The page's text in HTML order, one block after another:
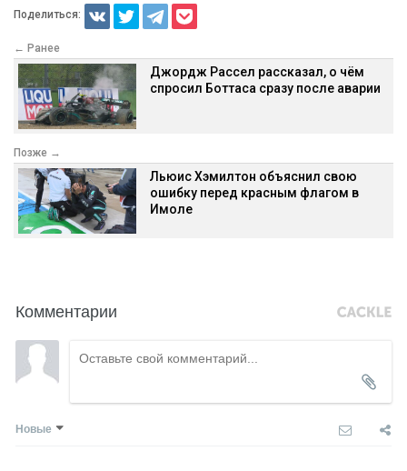
Поделиться:
← Ранее
Джордж Рассел рассказал, о чём
спросил Боттаса сразу после аварии
Позже →
Льюис Хэмилтон объяснил свою
ошибку перед красным флагом в
Имоле
Комментарии
Новые